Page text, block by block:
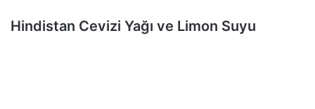
Hindistan Cevizi Yağı ve Limon Suyu